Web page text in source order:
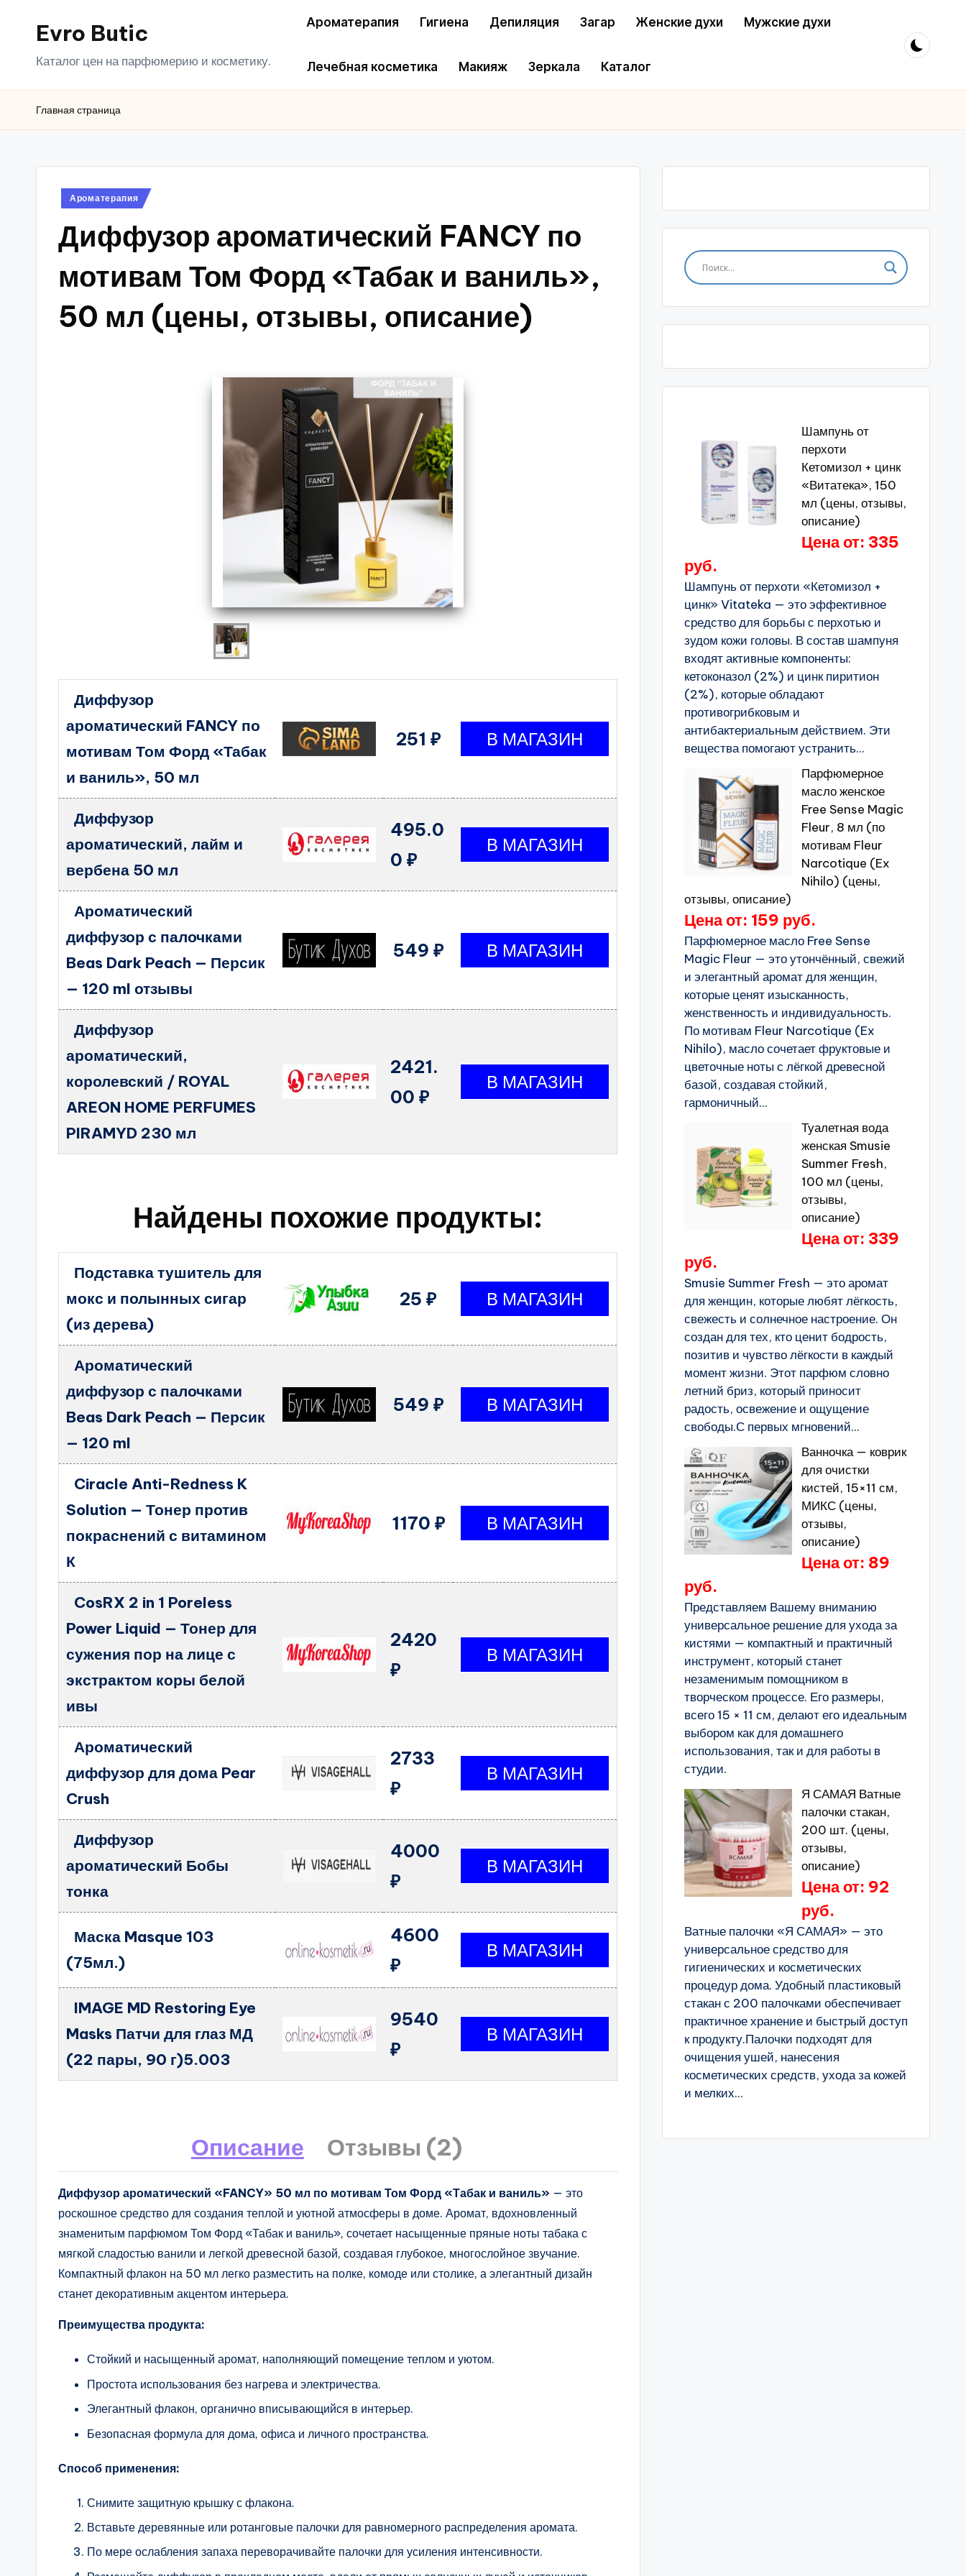
ПерейтиEvro Butic
Каталог цен на парфюмерию и косметику.
Ароматерапия Гигиена Депиляция Загар Женские духи Мужские духи
Лечебная косметика Макияж Зеркала Каталог
Главная страница
Опубликовано
Ароматерапия
Диффузор ароматический FANCY по
мотивам Том Форд «Табак и ваниль»,
50 мл (цены, отзывы, описание)
Диффузор
ароматический FANCY по
мотивам Том Форд «Табак
и ваниль», 50 мл
251 ₽
Диффузор
ароматический, лайм и
вербена 50 мл
495.0
0 ₽
Ароматический
диффузор с палочками
Beas Dark Peach — Персик
— 120 ml отзывы
549 ₽
Диффузор
ароматический,
королевский / ROYAL
AREON HOME PERFUMES
PIRAMYD 230 мл
2421.
00 ₽
Найдены похожие продукты:
Подставка тушитель для
мокс и полынных сигар
(из дерева)
25 ₽
Ароматический
диффузор с палочками
Beas Dark Peach — Персик
— 120 ml
549 ₽
Ciracle Anti-Redness K
Solution — Тонер против
покраснений с витамином
К
1170 ₽
CosRX 2 in 1 Poreless
Power Liquid — Тонер для
сужения пор на лице с
экстрактом коры белой
ивы
2420
₽
Ароматический
диффузор для дома Pear
Crush
2733
₽
Диффузор
ароматический Бобы
тонка
4000
₽
Маска Masque 103
(75мл.)
4600
₽
IMAGE MD Restoring Eye
Masks Патчи для глаз МД
(22 пары, 90 г)5.003
9540
₽
Описание Отзывы (2)
Диффузор ароматический «FANCY» 50 мл по мотивам Том Форд «Табак и ваниль» — это
роскошное средство для создания теплой и уютной атмосферы в доме. Аромат, вдохновленный
знаменитым парфюмом Том Форд «Табак и ваниль», сочетает насыщенные пряные ноты табака с
мягкой сладостью ванили и легкой древесной базой, создавая глубокое, многослойное звучание.
Компактный флакон на 50 мл легко разместить на полке, комоде или столике, а элегантный дизайн
станет декоративным акцентом интерьера.
Преимущества продукта:
Стойкий и насыщенный аромат, наполняющий помещение теплом и уютом.
Простота использования без нагрева и электричества.
Элегантный флакон, органично вписывающийся в интерьер.
Безопасная формула для дома, офиса и личного пространства.
Способ применения:
Снимите защитную крышку с флакона.
Вставьте деревянные или ротанговые палочки для равномерного распределения аромата.
По мере ослабления запаха переворачивайте палочки для усиления интенсивности.
Шампунь от
перхоти
Кетомизол + цинк
«Витатека», 150
мл (цены, отзывы,
описание)
Цена от: 335
руб.
Шампунь от перхоти «Кетомизол +
цинк» Vitateka — это эффективное
средство для борьбы с перхотью и
зудом кожи головы. В состав шампуня
входят активные компоненты:
кетоконазол (2%) и цинк пиритион
(2%), которые обладают
противогрибковым и
антибактериальным действием. Эти
вещества помогают устранить...
Парфюмерное
масло женское
Free Sense Magic
Fleur, 8 мл (по
мотивам Fleur
Narcotique (Ex
Nihilo) (цены,
отзывы, описание)
Цена от: 159 руб.
Парфюмерное масло Free Sense
Magic Fleur — это утончённый, свежий
и элегантный аромат для женщин,
которые ценят изысканность,
женственность и индивидуальность.
По мотивам Fleur Narcotique (Ex
Nihilo), масло сочетает фруктовые и
цветочные ноты с лёгкой древесной
базой, создавая стойкий,
гармоничный...
Туалетная вода
женская Smusie
Summer Fresh,
100 мл (цены,
отзывы,
описание)
Цена от: 339
руб.
Smusie Summer Fresh — это аромат
для женщин, которые любят лёгкость,
свежесть и солнечное настроение. Он
создан для тех, кто ценит бодрость,
позитив и чувство лёгкости в каждый
момент жизни. Этот парфюм словно
летний бриз, который приносит
радость, освежение и ощущение
свободы.С первых мгновений...
Ванночка — коврик
для очистки
кистей, 15×11 см,
МИКС (цены,
отзывы,
описание)
Цена от: 89
руб.
Представляем Вашему вниманию
универсальное решение для ухода за
кистями — компактный и практичный
инструмент, который станет
незаменимым помощником в
творческом процессе. Его размеры,
всего 15 × 11 см, делают его идеальным
выбором как для домашнего
использования, так и для работы в
студии.
Я САМАЯ Ватные
палочки стакан,
200 шт. (цены,
отзывы,
описание)
Цена от: 92
руб.
Ватные палочки «Я САМАЯ» — это
универсальное средство для
гигиенических и косметических
процедур дома. Удобный пластиковый
стакан с 200 палочками обеспечивает
практичное хранение и быстрый доступ
к продукту.Палочки подходят для
очищения ушей, нанесения
косметических средств, ухода за кожей
и мелких...